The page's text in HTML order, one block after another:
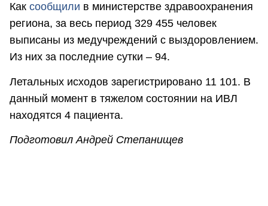
Как сообщили в министерстве здравоохранения
региона, за весь период 329 455 человек
выписаны из медучреждений с выздоровлением.
Из них за последние сутки – 94.
Летальных исходов зарегистрировано 11 101. В
данный момент в тяжелом состоянии на ИВЛ
находятся 4 пациента.
Подготовил Андрей Степанищев